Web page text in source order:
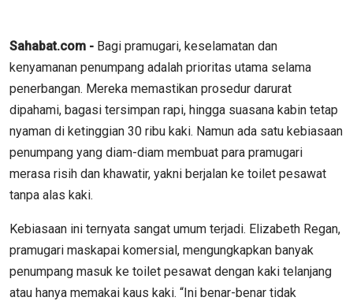
Sahabat.com - Bagi pramugari, keselamatan dan
kenyamanan penumpang adalah prioritas utama selama
penerbangan. Mereka memastikan prosedur darurat
dipahami, bagasi tersimpan rapi, hingga suasana kabin tetap
nyaman di ketinggian 30 ribu kaki. Namun ada satu kebiasaan
penumpang yang diam-diam membuat para pramugari
merasa risih dan khawatir, yakni berjalan ke toilet pesawat
tanpa alas kaki.
Kebiasaan ini ternyata sangat umum terjadi. Elizabeth Regan,
pramugari maskapai komersial, mengungkapkan banyak
penumpang masuk ke toilet pesawat dengan kaki telanjang
atau hanya memakai kaus kaki. “Ini benar-benar tidak